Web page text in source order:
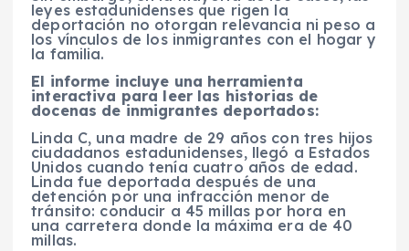
leyes estadunidenses que rigen la
deportación no otorgan relevancia ni peso a
los vínculos de los inmigrantes con el hogar y
la familia.
El informe incluye una herramienta
interactiva para leer las historias de
docenas de inmigrantes deportados:
Linda C, una madre de 29 años con tres hijos
ciudadanos estadunidenses, llegó a Estados
Unidos cuando tenía cuatro años de edad.
Linda fue deportada después de una
detención por una infracción menor de
tránsito: conducir a 45 millas por hora en
una carretera donde la máxima era de 40
millas.